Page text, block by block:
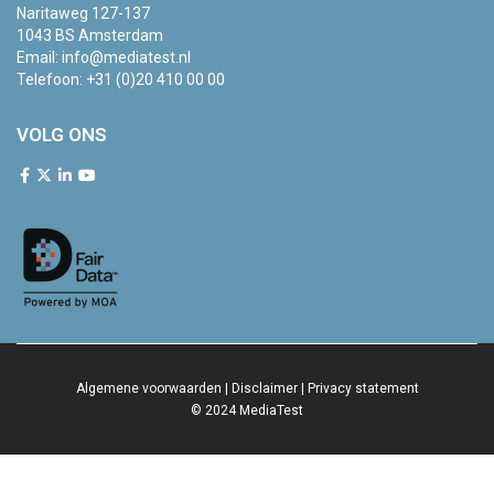
Naritaweg 127-137
1043 BS Amsterdam
Email: info@mediatest.nl
Telefoon: +31 (0)20 410 00 00
VOLG ONS
Algemene voorwaarden | Disclaimer| Privacy statement
© 2024 MediaTest